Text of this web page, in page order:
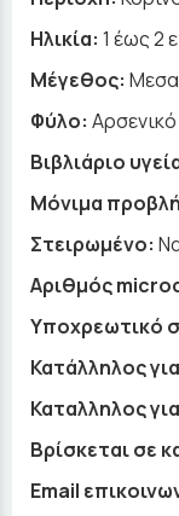
Ηλικία: 1 έως 2
Μέγεθος:
Φύλο: Αρσενικό
Βιβλιάριο
Μόνιμα
Στειρωμένο:
Αριθμός
Υποχρεωτικό
Κατάλληλος
Καταλληλος
Βρίσκεται σε
Email